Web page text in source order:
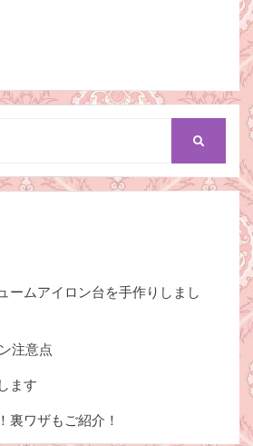
ームアイロン台を手作りしまし
注意点
ます
裏ワザもご紹介！